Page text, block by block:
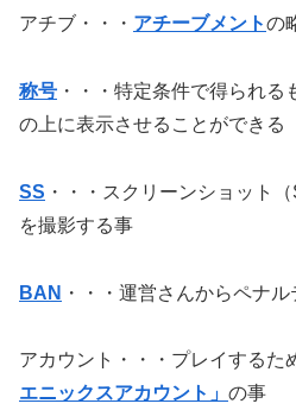
アチブ・・・ アチーブメントの
称号 ・・・特定条件で得られ
の上に表示させることができる
SS ・・・スクリーンショット
を撮影する事
BAN ・・・運営さんからペナ
アカウント・・・プレイするた
エニックスアカウント」 の事